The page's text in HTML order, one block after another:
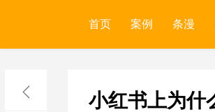
首页 案例 条漫
小红书上为什